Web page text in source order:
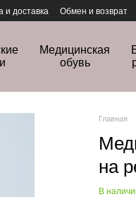
и доставка Обмен и возврат
Медицинская
обувь
Главная
на
В